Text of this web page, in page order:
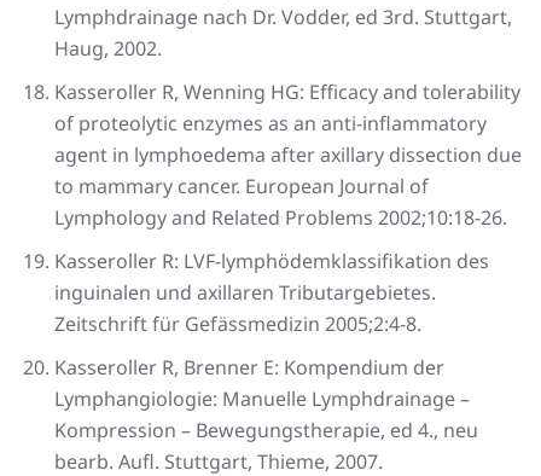
Lymphdrainage nach Dr. Vodder, ed 3rd. Stuttgart,
Haug, 2002.
Kasseroller R, Wenning HG: Efficacy and tolerability
of proteolytic enzymes as an anti-inflammatory
agent in lymphoedema after axillary dissection due
to mammary cancer. European Journal of
Lymphology and Related Problems 2002;10:18-26.
Kasseroller R: LVF-lymphödemklassifikation des
inguinalen und axillaren Tributargebietes.
Zeitschrift für Gefässmedizin 2005;2:4-8.
Kasseroller R, Brenner E: Kompendium der
Lymphangiologie: Manuelle Lymphdrainage –
Kompression – Bewegungstherapie, ed 4., neu
bearb. Aufl. Stuttgart, Thieme, 2007.